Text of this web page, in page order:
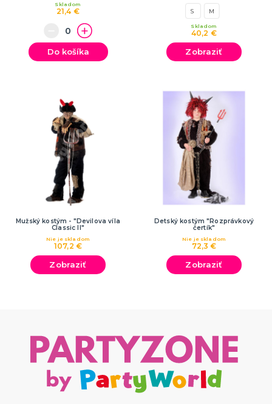
21,4 €
Skladom
Do košíka
S M
40,2 €
Skladom
Zobraziť
Mužský kostým - "Devilova víla
Classic II"
107,2 €
Nie je skladom
Zobraziť
Detský kostým "Rozprávkový
čertík"
72,3 €
Nie je skladom
Zobraziť